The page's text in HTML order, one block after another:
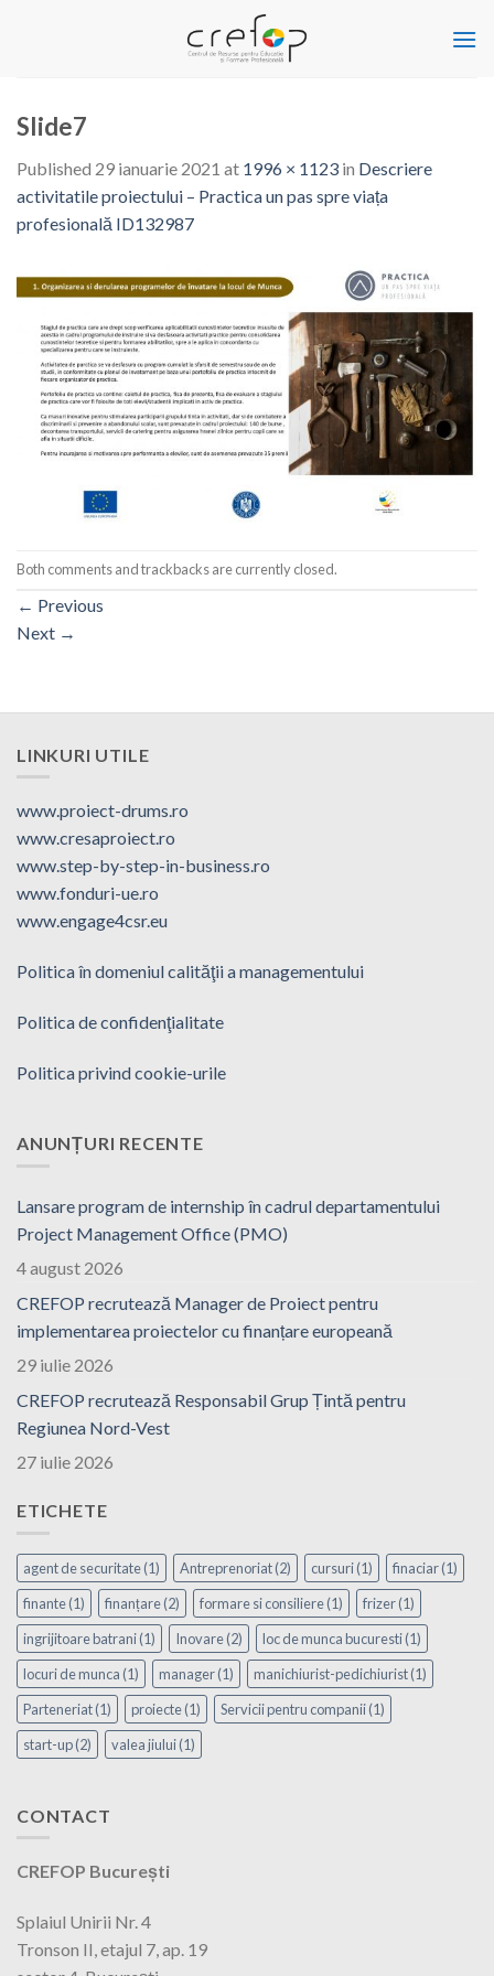
Slide7
Published 29 ianuarie 2021 at 1996 × 1123 in Descriere
activitatile proiectului – Practica un pas spre viața
profesională ID132987
Both comments and trackbacks are currently closed.
← Previous
Next →
LINKURI UTILE
www.proiect-drums.ro
www.cresaproiect.ro
www.step-by-step-in-business.ro
www.fonduri-ue.ro
www.engage4csr.eu
Politica în domeniul calităţii a managementului
Politica de confidenţialitate
Politica privind cookie-urile
ANUNȚURI RECENTE
Lansare program de internship în cadrul departamentului
Project Management Office (PMO)
4 august 2026
CREFOP recrutează Manager de Proiect pentru
implementarea proiectelor cu finanțare europeană
29 iulie 2026
CREFOP recrutează Responsabil Grup Țintă pentru
Regiunea Nord-Vest
27 iulie 2026
ETICHETE
agent de securitate(1) Antreprenoriat(2) cursuri(1) finaciar(1)
finante(1) finanțare(2) formare si consiliere(1) frizer(1)
ingrijitoare batrani(1) Inovare(2) loc de munca bucuresti(1)
locuri de munca (1) manager(1) manichiurist-pedichiurist(1)
Parteneriat(1) proiecte(1) Servicii pentru companii(1)
start-up(2) valea jiului(1)
CONTACT
CREFOP București
Splaiul Unirii Nr. 4
Tronson II, etajul 7, ap. 19